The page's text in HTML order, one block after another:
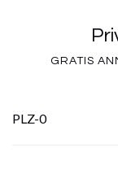
GRATIS
PLZ-0